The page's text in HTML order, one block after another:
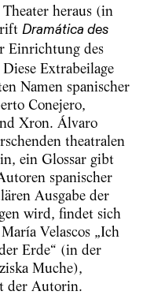
Theater heraus (in
Dramática des
Einrichtung des
Extrabeilage
Namen spanischer
Conejero,
Xron. Álvaro
theatralen
ein Glossar gibt
spanischer
Ausgabe der
wird, findet sich
Velascos „Ich
Erde“ (in der
Muche),
der Autorin.